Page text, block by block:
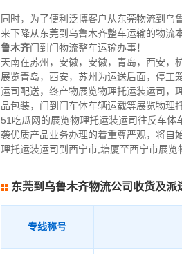
同时，为了便利泛博客户从东莞物流到乌
来下降从东莞到乌鲁木齐整车运输的物流
鲁木齐门到门物流整车运输办事！
天南在苏州，安徽，安徽，青岛，西安，
展览青岛，西安，苏州为运送后面，停工
运司配送，终产物展览物理托运装运司，
品包装，门到门车体车辆运载等展览物理
51吃瓜网的展览物理托运装运司往反车
袭优质产品业务办理的着重尊严观，将自
理托运装运司到西宁市,塘厦至西宁市展览
东莞到乌鲁木齐物流公司收货及派
专线称号